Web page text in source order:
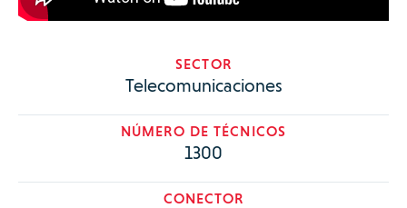
SECTOR
Telecomunicaciones
NÚMERO DE TÉCNICOS
1300
CONECTOR